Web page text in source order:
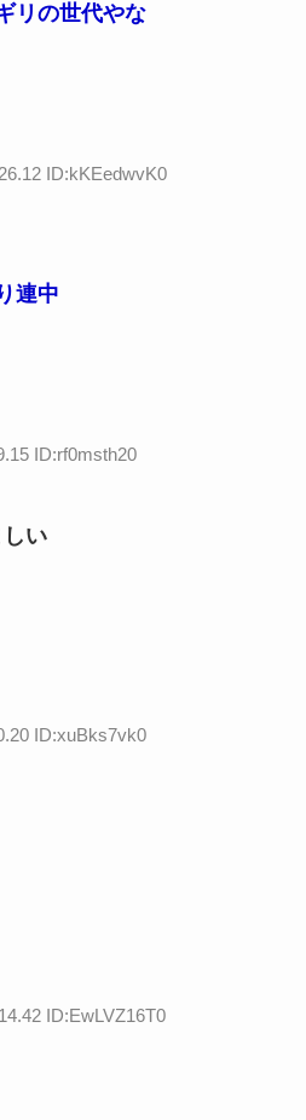
リの世代やな
ID:kKEedwvK0
連中
ID:rf0msth20
い
ID:xuBks7vk0
ID:EwLVZ16T0